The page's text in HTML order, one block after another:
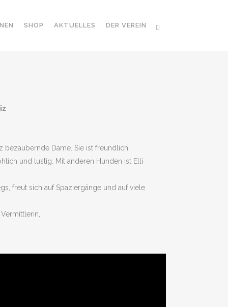
SHOP AKTUELLES DER VEREIN
Dame. Sie ist freundlich,
und lustig. Mit anderen Hunden ist Elli
freut sich auf Spaziergänge und auf viele